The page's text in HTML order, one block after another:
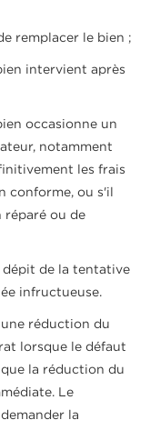
remplacer le bien ;
intervient après
occasionne un
notamment
les frais
conforme, ou s'il
réparé ou de
dépit de la tentative
infructueuse.
réduction du
lorsque le défaut
la réduction du
Le
la